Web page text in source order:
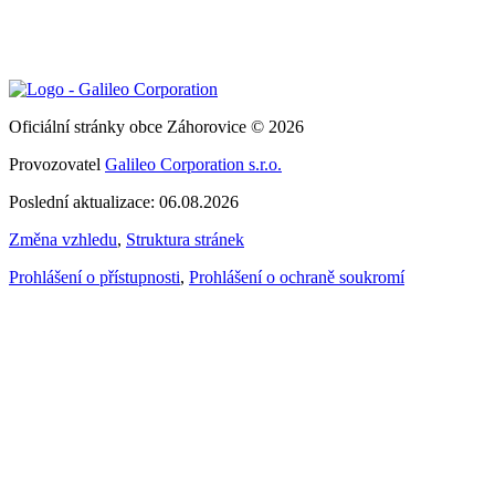
Oficiální stránky obce Záhorovice © 2026
Provozovatel Galileo Corporation s.r.o.
Poslední aktualizace: 06.08.2026
Změna vzhledu, Struktura stránek
Prohlášení o přístupnosti, Prohlášení o ochraně soukromí